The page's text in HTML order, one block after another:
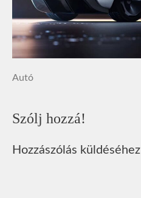
Autó
Szólj hozzá!
Hozzászólás küldéséhez